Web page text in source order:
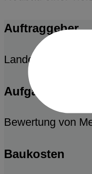
Auftraggeber
Landeshauptstadt
Bewertung von
Baukosten